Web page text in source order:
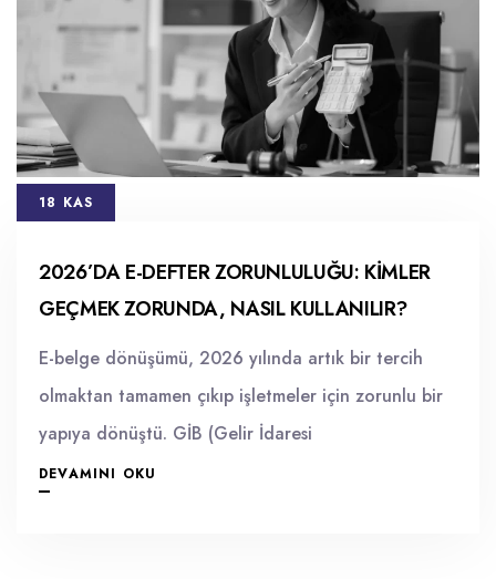
2026’DA E-DEFTER ZORUNLULUĞU: KIMLER
GEÇMEK ZORUNDA, NASIL KULLANILIR?
E-belge dönüşümü, 2026 yılında artık bir tercih
olmaktan tamamen çıkıp işletmeler için zorunlu bir
yapıya dönüştü. GİB (Gelir İdaresi
DEVAMINI OKU
18 KAS